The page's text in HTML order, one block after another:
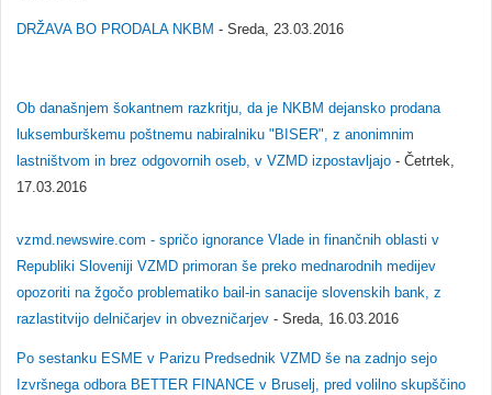
DRŽAVA BO PRODALA NKBM - Sreda, 23.03.2016
Ob današnjem šokantnem razkritju, da je NKBM dejansko prodana
luksemburškemu poštnemu nabiralniku "BISER", z anonimnim
lastništvom in brez odgovornih oseb, v VZMD izpostavljajo - Četrtek,
17.03.2016
vzmd.newswire.com - spričo ignorance Vlade in finančnih oblasti v
Republiki Sloveniji VZMD primoran še preko mednarodnih medijev
opozoriti na žgočo problematiko bail-in sanacije slovenskih bank, z
razlastitvijo delničarjev in obvezničarjev - Sreda, 16.03.2016
Po sestanku ESME v Parizu Predsednik VZMD še na zadnjo sejo
Izvršnega odbora BETTER FINANCE v Bruselj, pred volilno skupščino